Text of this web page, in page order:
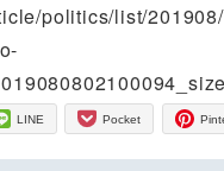
politics/list/
LINE Pocket